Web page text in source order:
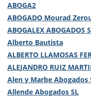
ABOGA2
ABOGADO Mourad
ABOGALEX ABOGADOS
Alberto Bautista
ALBERTO LLAMOSAS
ALEJANDRO RUIZ
Alen y Marbe Abogados
Allende Abogados SL